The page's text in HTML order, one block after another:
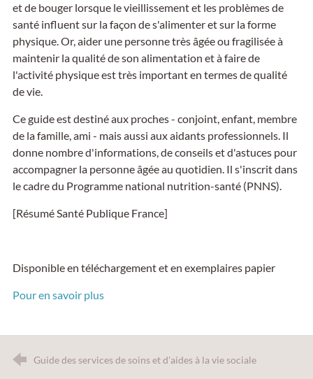
et de bouger lorsque le vieillissement et les problèmes de
santé influent sur la façon de s'alimenter et sur la forme
physique. Or, aider une personne très âgée ou fragilisée à
maintenir la qualité de son alimentation et à faire de
l'activité physique est très important en termes de qualité
de vie.
Ce guide est destiné aux proches - conjoint, enfant, membre
de la famille, ami - mais aussi aux aidants professionnels. Il
donne nombre d'informations, de conseils et d'astuces pour
accompagner la personne âgée au quotidien. Il s'inscrit dans
le cadre du Programme national nutrition-santé (PNNS).
[Résumé Santé Publique France]
Disponible en téléchargement et en exemplaires papier
Pour en savoir plus
Guide des services de soins et d'aides à la vie sociale